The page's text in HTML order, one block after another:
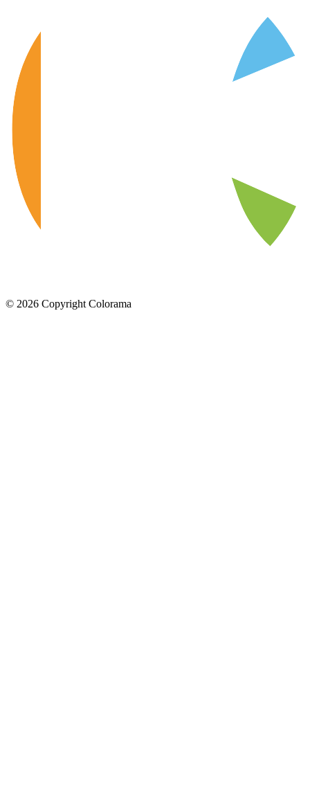
© 2026 Copyright Colorama